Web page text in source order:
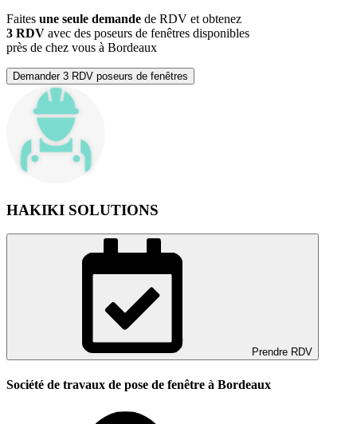
Faites une seule demande de RDV et obtenez
3 RDV avec des poseurs de fenêtres disponibles
près de chez vous à Bordeaux
Demander 3 RDV poseurs de fenêtres
HAKIKI SOLUTIONS
Prendre RDV
Société de travaux de pose de fenêtre à Bordeaux